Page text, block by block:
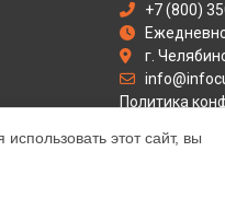
+7 (800)
г.
Политика
Способы оплаты
этот сайт, вы